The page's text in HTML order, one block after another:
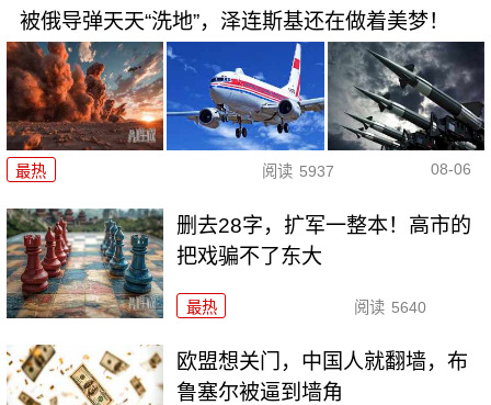
被俄导弹天天“洗地”，泽连斯基还在做着美梦！
最热 阅读 5937 08-06
删去28字，扩军一整本！高市的
把戏骗不了东大
最热 阅读 5640
欧盟想关门，中国人就翻墙，布
鲁塞尔被逼到墙角